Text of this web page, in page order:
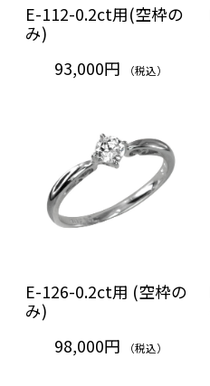
E-112-0.2ct用(空枠の
み)
93,000円
（税込）
E-126-0.2ct用 (空枠の
み)
98,000円
（税込）